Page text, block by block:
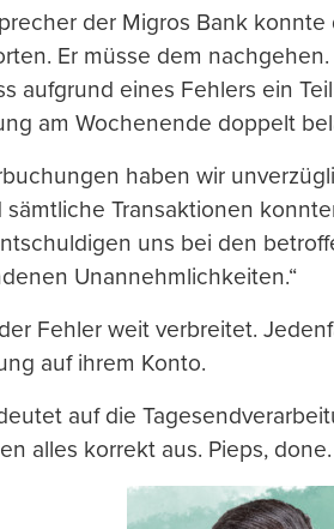
der Migros Bank
Er müsse dem
aufgrund eines Fehlers ein
am Wochenende doppelt
haben wir
sämtliche Transaktionen
uns bei den
Unannehmlichkeiten.“
Fehler weit verbreitet.
auf ihrem Konto.
auf die
alles korrekt aus. Pieps, done.